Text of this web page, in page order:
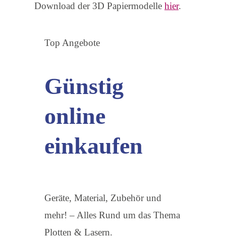
Download der 3D Papiermodelle hier.
Top Angebote
Günstig
online
einkaufen
Geräte, Material, Zubehör und
mehr! – Alles Rund um das Thema
Plotten & Lasern.